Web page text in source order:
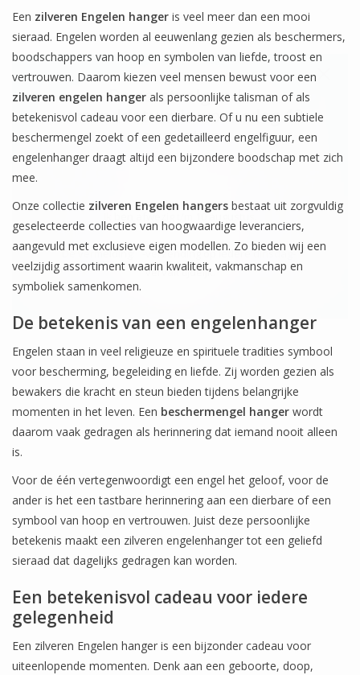
Een zilveren Engelen hanger is veel meer dan een mooi
sieraad. Engelen worden al eeuwenlang gezien als beschermers,
boodschappers van hoop en symbolen van liefde, troost en
vertrouwen. Daarom kiezen veel mensen bewust voor een
zilveren engelen hanger als persoonlijke talisman of als
betekenisvol cadeau voor een dierbare. Of u nu een subtiele
beschermengel zoekt of een gedetailleerd engelfiguur, een
engelenhanger draagt altijd een bijzondere boodschap met zich
mee.
Onze collectie zilveren Engelen hangers bestaat uit zorgvuldig
geselecteerde collecties van hoogwaardige leveranciers,
aangevuld met exclusieve eigen modellen. Zo bieden wij een
veelzijdig assortiment waarin kwaliteit, vakmanschap en
symboliek samenkomen.
De betekenis van een engelenhanger
Engelen staan in veel religieuze en spirituele tradities symbool
voor bescherming, begeleiding en liefde. Zij worden gezien als
bewakers die kracht en steun bieden tijdens belangrijke
momenten in het leven. Een beschermengel hanger wordt
daarom vaak gedragen als herinnering dat iemand nooit alleen
is.
Voor de één vertegenwoordigt een engel het geloof, voor de
ander is het een tastbare herinnering aan een dierbare of een
symbool van hoop en vertrouwen. Juist deze persoonlijke
betekenis maakt een zilveren engelenhanger tot een geliefd
sieraad dat dagelijks gedragen kan worden.
Een betekenisvol cadeau voor iedere
gelegenheid
Een zilveren Engelen hanger is een bijzonder cadeau voor
uiteenlopende momenten. Denk aan een geboorte, doop,
De eerstvolgende
verzenddatum is woensdag 12
augustus
Ik ben afwezig t/m 10 augustus.
De vermelding: -verzending op iedere dinsdag-
vervalt tijdeijk.